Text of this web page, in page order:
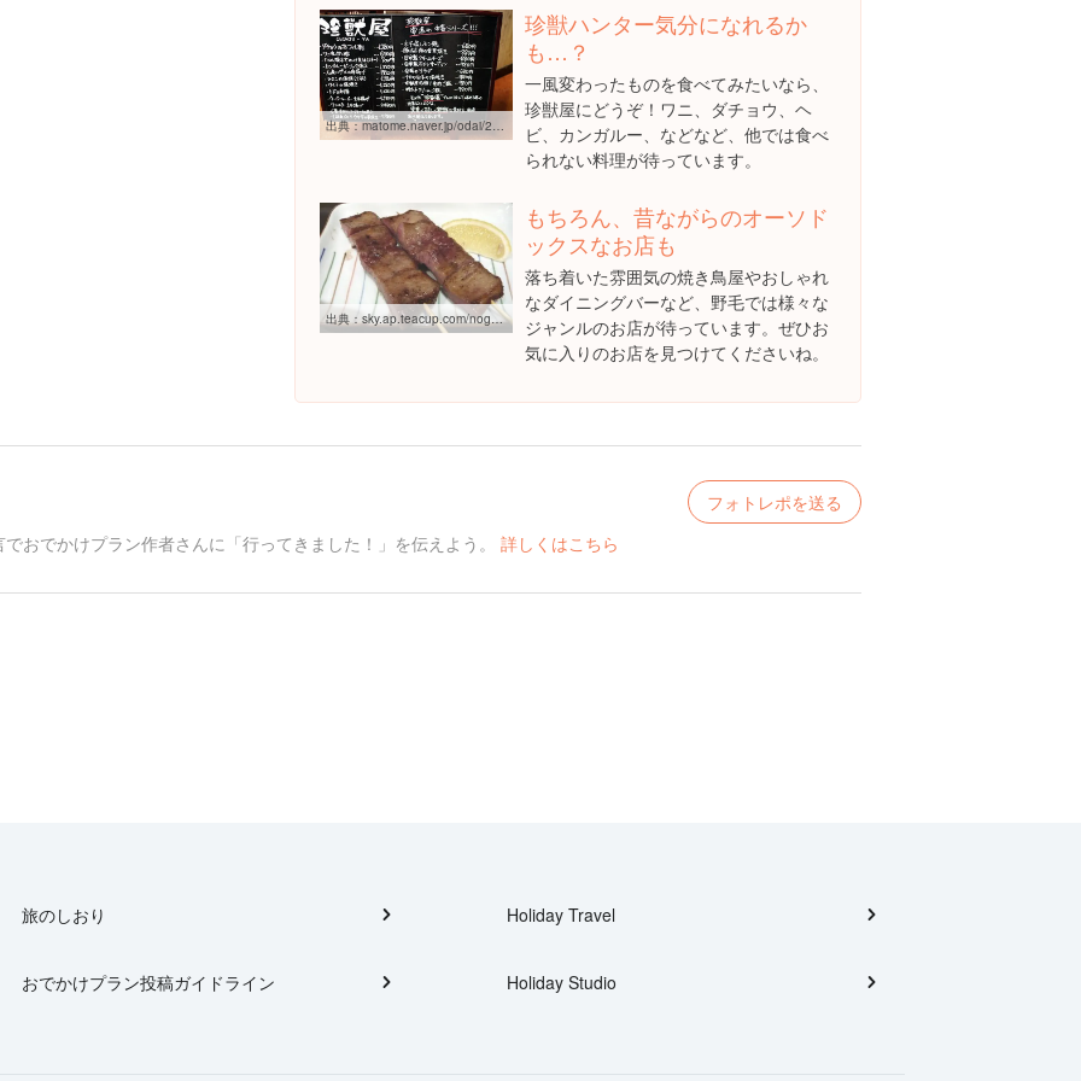
出典：matome.naver.jp/odai/2142061384876190401/2142065939837400203
珍獣ハンター気分になれるか
も…？
一風変わったものを食べてみたいなら、
珍獣屋にどうぞ！ワニ、ダチョウ、ヘ
ビ、カンガルー、などなど、他では食べ
られない料理が待っています。
出典： sky.ap.teacup.com/noge/39.html
もちろん、昔ながらのオーソド
ックスなお店も
落ち着いた雰囲気の焼き鳥屋やおしゃれ
なダイニングバーなど、野毛では様々な
ジャンルのお店が待っています。ぜひお
気に入りのお店を見つけてくださいね。
フォトレポを送る
おでかけプラン作者さんに「行ってきました！」を伝えよう。 詳しくはこちら
旅のしおり
おでかけプラン投稿ガイドライン
Holiday Travel
Holiday Studio